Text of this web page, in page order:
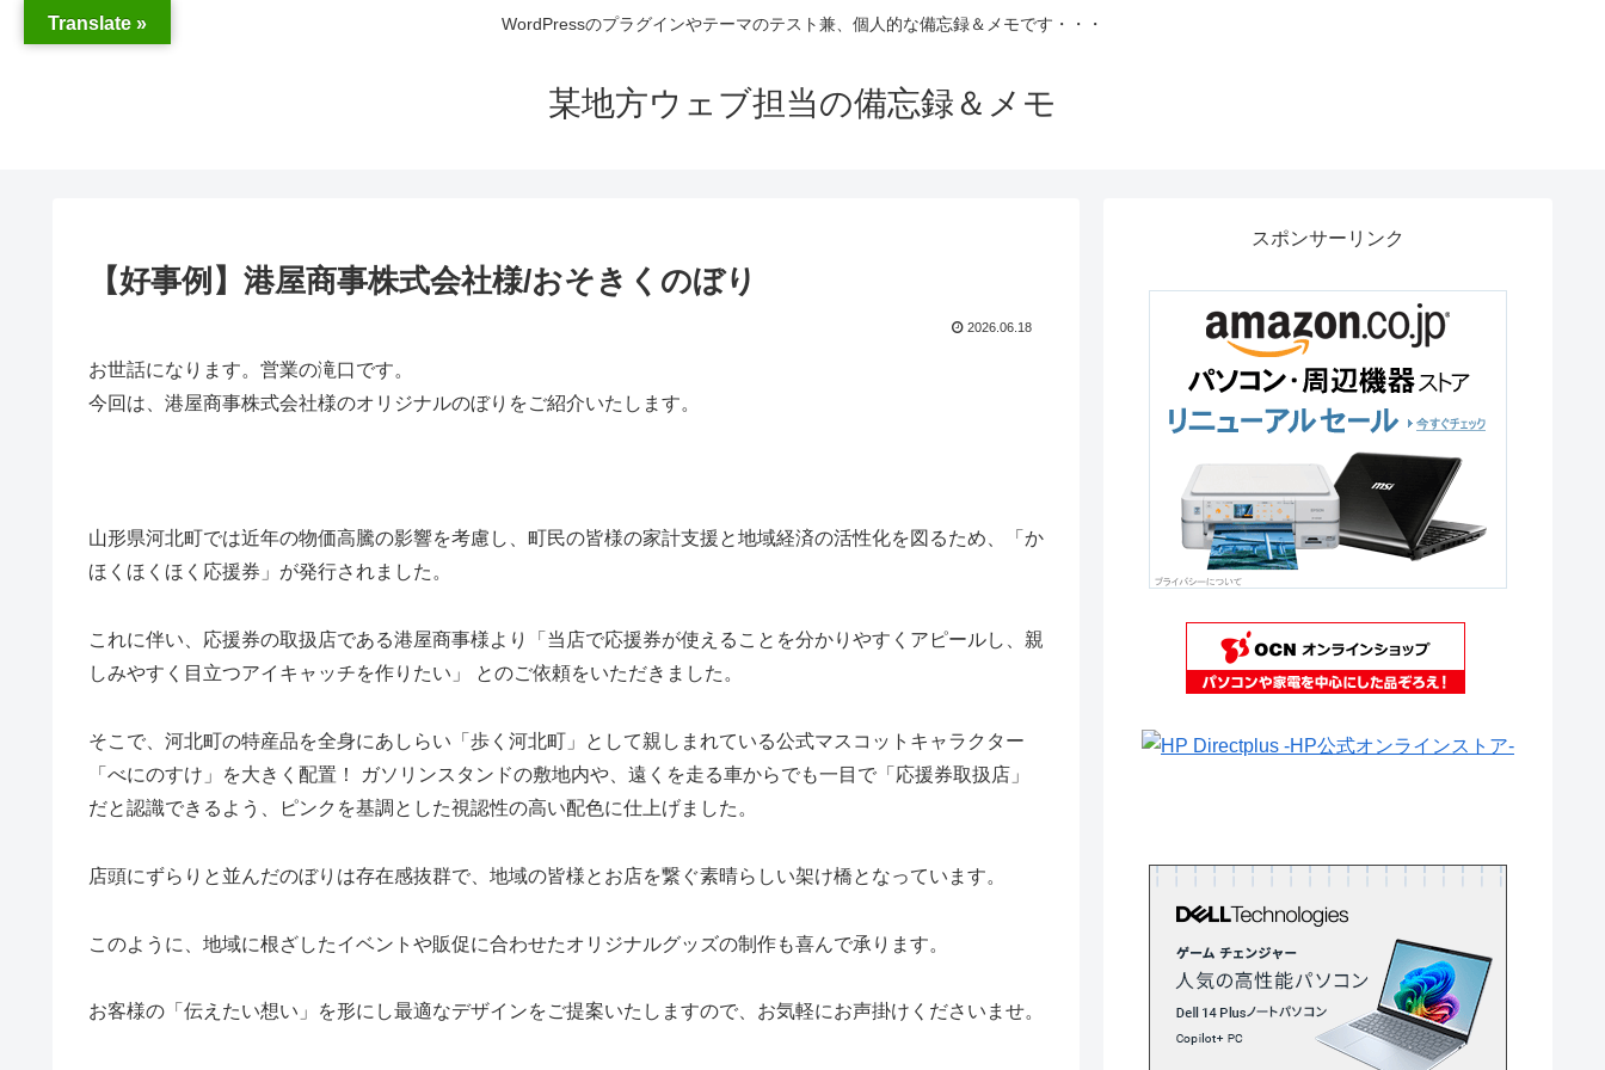
WordPressのプラグインやテーマのテスト兼、個人的な備忘録＆メモです・・・
某地方ウェブ担当の備忘録＆メモ
【好事例】港屋商事株式会社様/おそきくのぼり
2026.06.18
お世話になります。営業の滝口です。
今回は、港屋商事株式会社様のオリジナルのぼりをご紹介いたします。
山形県河北町では近年の物価高騰の影響を考慮し、町民の皆様の家計支援と地域経済の活性化を図るため、「か
ほくほくほく応援券」が発行されました。
これに伴い、応援券の取扱店である港屋商事様より「当店で応援券が使えることを分かりやすくアピールし、親
しみやすく目立つアイキャッチを作りたい」 とのご依頼をいただきました。
そこで、河北町の特産品を全身にあしらい「歩く河北町」として親しまれている公式マスコットキャラクター
「べにのすけ」を大きく配置！ ガソリンスタンドの敷地内や、遠くを走る車からでも一目で「応援券取扱店」
だと認識できるよう、ピンクを基調とした視認性の高い配色に仕上げました。
店頭にずらりと並んだのぼりは存在感抜群で、地域の皆様とお店を繋ぐ素晴らしい架け橋となっています。
このように、地域に根ざしたイベントや販促に合わせたオリジナルグッズの制作も喜んで承ります。
お客様の「伝えたい想い」を形にし最適なデザインをご提案いたしますので、お気軽にお声掛けくださいませ。
スポンサーリンク
Translate »